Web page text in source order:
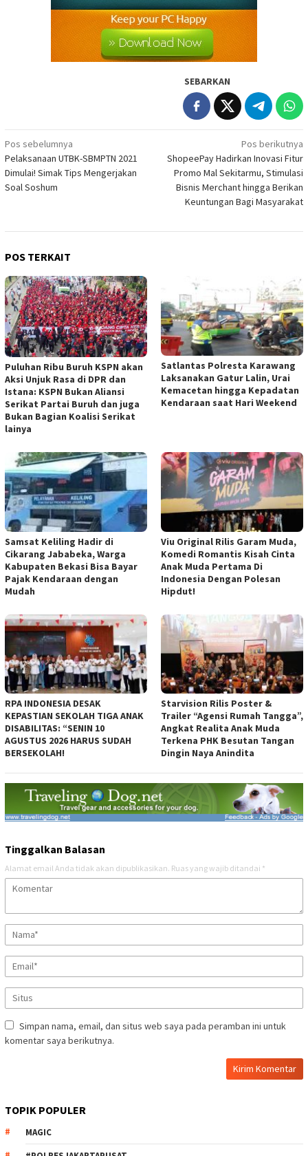
SEBARKAN
Navigasi
pos
Pos sebelumnya
Pelaksanaan UTBK-SBMPTN 2021
Dimulai! Simak Tips Mengerjakan
Soal Soshum
Pos berikutnya
ShopeePay Hadirkan Inovasi Fitur
Promo Mal Sekitarmu, Stimulasi
Bisnis Merchant hingga Berikan
Keuntungan Bagi Masyarakat
POS TERKAIT
Puluhan Ribu Buruh KSPN akan
Aksi Unjuk Rasa di DPR dan
Istana: KSPN Bukan Aliansi
Serikat Partai Buruh dan juga
Bukan Bagian Koalisi Serikat
lainya
Satlantas Polresta Karawang
Laksanakan Gatur Lalin, Urai
Kemacetan hingga Kepadatan
Kendaraan saat Hari Weekend
Samsat Keliling Hadir di
Cikarang Jababeka, Warga
Kabupaten Bekasi Bisa Bayar
Pajak Kendaraan dengan
Mudah
Viu Original Rilis Garam Muda,
Komedi Romantis Kisah Cinta
Anak Muda Pertama Di
Indonesia Dengan Polesan
Hipdut!
RPA INDONESIA DESAK
KEPASTIAN SEKOLAH TIGA ANAK
DISABILITAS: “SENIN 10
AGUSTUS 2026 HARUS SUDAH
BERSEKOLAH!
Starvision Rilis Poster &
Trailer “Agensi Rumah Tangga”,
Angkat Realita Anak Muda
Terkena PHK Besutan Tangan
Dingin Naya Anindita
Tinggalkan Balasan
Alamat email Anda tidak akan dipublikasikan. Ruas yang wajib ditandai *
Simpan nama, email, dan situs web saya pada peramban ini untuk
komentar saya berikutnya.
TOPIK POPULER
MAGIC